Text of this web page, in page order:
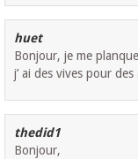
huet
Bonjour, je me
j’ ai des vives pour des
thedid1
Bonjour,